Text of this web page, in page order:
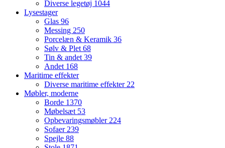
Diverse legetøj 1044
Lysestager
Glas 96
Messing 250
Porcelæn & Keramik 36
Sølv & Plet 68
Tin & andet 39
Andet 168
Maritime effekter
Diverse maritime effekter 22
Møbler, moderne
Borde 1370
Møbelsæt 53
Opbevaringsmøbler 224
Sofaer 239
Spejle 88